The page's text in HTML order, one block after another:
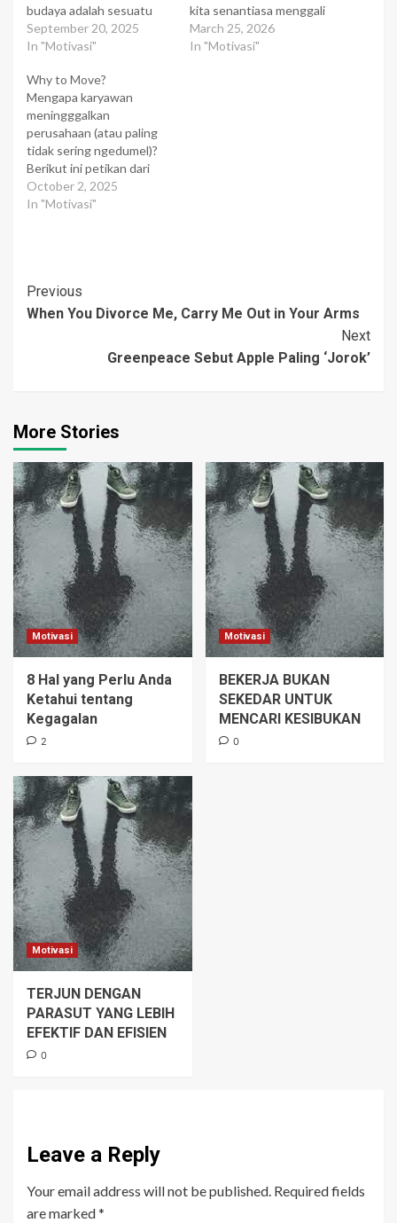
budaya adalah sesuatu
yang dibangun mulai dari
pimpinan puncak hingga
berbeda dari satu
perusahaan ke
perusahaan lain. Ketika
anda bekerja di sebuah
perusahaan, anda perlu
mengenali budaya yang
berlaku di sana, yang
mungkin berbeda…
September 20, 2025
In "Motivasi"
kita senantiasa menggali
potensi-potensi kita yang
sesungguhnya. Bila kita
March 25, 2026
In "Motivasi"
Why to Move?
Mengapa karyawan
meningggalkan
perusahaan (atau paling
tidak sering ngedumel)?
Berikut ini petikan dari
bukunya Haris Priyatna
yang berjudul Azim Premji,
telah menyulap Wipro,
dari sebuah perusahaan
dengan salah satunya
October 2, 2025
In "Motivasi"
Post
Navigation
Previous
When You Divorce Me, Carry Me Out in Your Arms
Next
Greenpeace Sebut Apple Paling ‘Jorok’
More Stories
Motivasi
8 Hal yang Perlu Anda
Ketahui tentang
Kegagalan
2
Motivasi
BEKERJA BUKAN
SEKEDAR UNTUK
MENCARI KESIBUKAN
0
Motivasi
TERJUN DENGAN
PARASUT YANG LEBIH
EFEKTIF DAN EFISIEN
0
Leave a Reply
Your email address will not be published. Required fields
are marked*